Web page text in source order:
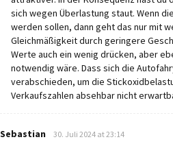
sich wegen Überlastung staut. Wenn
werden sollen, dann geht das nur mit
Gleichmäßigkeit durch geringere
Werte auch ein wenig drücken, aber
notwendig wäre. Dass sich die
verabschieden, um die
Verkaufszahlen absehbar nicht
Sebastian says:
30. Juli 2024 at 23:14